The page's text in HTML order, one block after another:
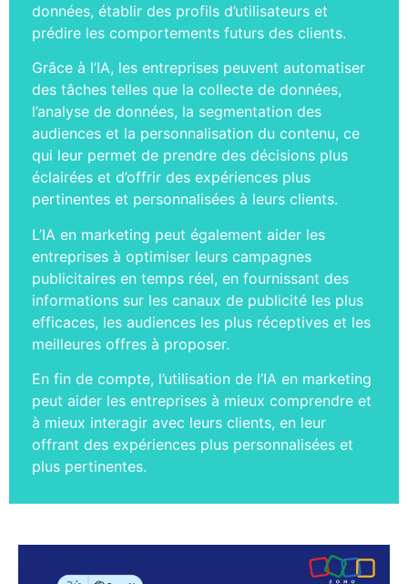
données, établir des profils d’utilisateurs et
prédire les comportements futurs des clients.
Grâce à l’IA, les entreprises peuvent automatiser
des tâches telles que la collecte de données,
l’analyse de données, la segmentation des
audiences et la personnalisation du contenu, ce
qui leur permet de prendre des décisions plus
éclairées et d’offrir des expériences plus
pertinentes et personnalisées à leurs clients.
L’IA en marketing peut également aider les
entreprises à optimiser leurs campagnes
publicitaires en temps réel, en fournissant des
informations sur les canaux de publicité les plus
efficaces, les audiences les plus réceptives et les
meilleures offres à proposer.
En fin de compte, l’utilisation de l’IA en marketing
peut aider les entreprises à mieux comprendre et
à mieux interagir avec leurs clients, en leur
offrant des expériences plus personnalisées et
plus pertinentes.